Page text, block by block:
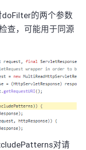
doFilter的两个参数
查，可能用于同源
对请